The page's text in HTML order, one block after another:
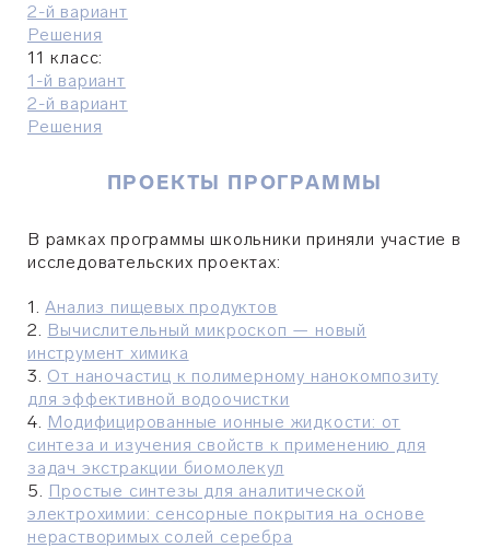
2-й вариант
Решения
11 класс:
1-й вариант
2-й вариант
Решения
ПРОЕКТЫ ПРОГРАММЫ
В рамках программы школьники приняли участие в
исследовательских проектах:
1.Анализ пищевых продуктов
2. Вычислительный микроскоп — новый
инструмент химика
3. От наночастиц к полимерному нанокомпозиту
для эффективной водоочистки
4. Модифицированные ионные жидкости: от
синтеза и изучения свойств к применению для
задач экстракции биомолекул
5. Простые синтезы для аналитической
электрохимии: сенсорные покрытия на основе
нерастворимых солей серебра